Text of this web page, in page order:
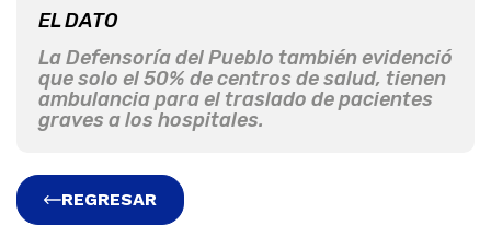
EL DATO
La Defensoría del Pueblo también evidenció
que solo el 50% de centros de salud, tienen
ambulancia para el traslado de pacientes
graves a los hospitales.
REGRESAR